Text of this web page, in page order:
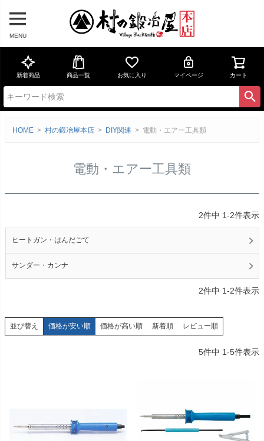
MENU
新着商品 商品一覧 お気に入り マイページ カート
HOME 村の鍛冶屋本店 DIY関連 電動・エアー工具類
電動・エアー工具類
2件中 1-2件表示
ヒートガン・はんだごて
サンダー・カンナ
2件中 1-2件表示
並び替え 価格が安い順 価格が高い順 新着順 レビュー順
5件中 1-5件表示